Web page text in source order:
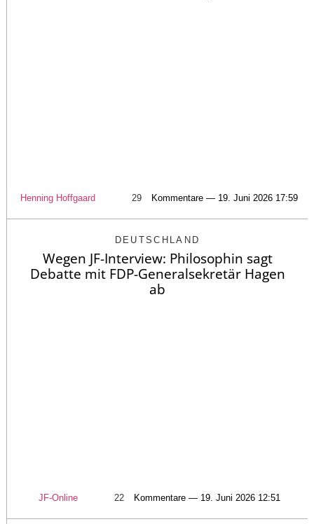
Henning Hoffgaard 29 Kommentare — 19. Juni 2026 17:59
DEUTSCHLAND
Wegen JF-Interview: Philosophin sagt
Debatte mit FDP-Generalsekretär Hagen
ab
JF-Online 22 Kommentare — 19. Juni 2026 12:51